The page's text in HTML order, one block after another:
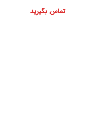
تماس بگیرید